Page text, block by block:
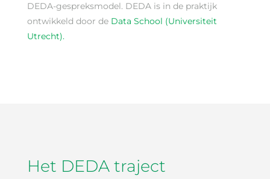
DEDA-gespreksmodel. DEDA is in de praktijk
ontwikkeld door de Data School (Universiteit
Utrecht).
Het DEDA traject